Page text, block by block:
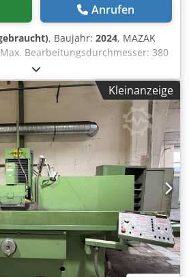
Anrufen
, Baujahr: 2024, MAZAK
Max. Bearbeitungsdurchmesser: 380
575 mm Max. Fräsdrehzahl:
5.000 U/min Max.
mm Maschine ist ausgestattet
Mazatrol SmoothG -Hydr.
BB-208 für Hauptspindel,
Hydr. KITAGAWA Dreibackenfutter
169 mm - Tool Eye - C-
Eingabegenauigkeit 0,0001°
Y-Achse - Interface für
autom. Teilefänger - Roboter
Kühlmittelpumpe - MAYFRAN
Werkzeughalter - 2 St.
Kleinanzeige